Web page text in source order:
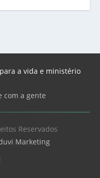
a vida e ministério
com a gente
Reservados
Marketing